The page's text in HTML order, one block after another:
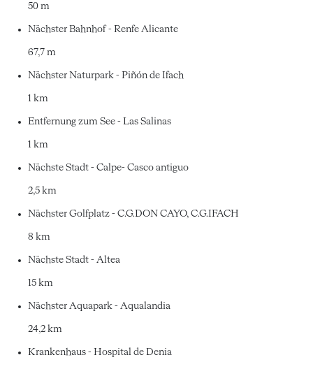
50 m
Nächster Bahnhof - Renfe Alicante
67,7 m
Nächster Naturpark - Piñón de Ifach
1 km
Entfernung zum See - Las Salinas
1 km
Nächste Stadt - Calpe- Casco antiguo
2,5 km
Nächster Golfplatz - C.G.DON CAYO, C.G.IFACH
8 km
Nächste Stadt - Altea
15 km
Nächster Aquapark - Aqualandia
24,2 km
Krankenhaus - Hospital de Denia